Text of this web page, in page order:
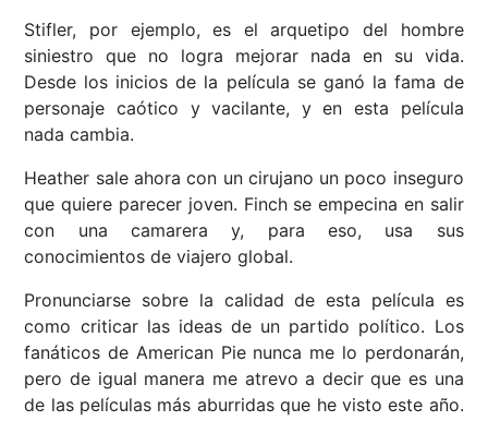
Stifler, por ejemplo, es el arquetipo del hombre
siniestro que no logra mejorar nada en su vida.
Desde los inicios de la película se ganó la fama de
personaje caótico y vacilante, y en esta película
nada cambia.
Heather sale ahora con un cirujano un poco inseguro
que quiere parecer joven. Finch se empecina en salir
con una camarera y, para eso, usa sus
conocimientos de viajero global.
Pronunciarse sobre la calidad de esta película es
como criticar las ideas de un partido político. Los
fanáticos de American Pie nunca me lo perdonarán,
pero de igual manera me atrevo a decir que es una
de las películas más aburridas que he visto este año.